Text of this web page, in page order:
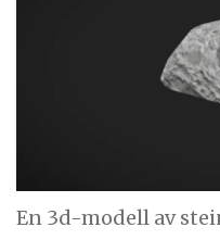
En 3d-modell av